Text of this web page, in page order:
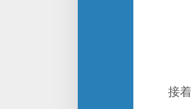
接